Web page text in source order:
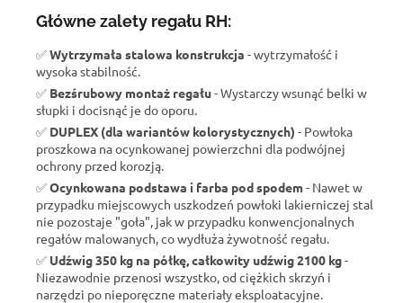
Główne zalety regału RH:
✅Wytrzymała stalowa konstrukcja - wytrzymałość i
wysoka stabilność.
✅ Bezśrubowy montaż regału- Wystarczy wsunąć belki w
słupki i docisnąć je do oporu.
✅ DUPLEX (dla wariantów kolorystycznych) - Powłoka
proszkowa na ocynkowanej powierzchni dla podwójnej
ochrony przed korozją.
✅Ocynkowana podstawa i farba pod spodem- Nawet w
przypadku miejscowych uszkodzeń powłoki lakierniczej stal
nie pozostaje "goła", jak w przypadku konwencjonalnych
regałów malowanych, co wydłuża żywotność regału.
✅ Udźwig 350 kg na półkę, całkowity udźwig 2100 kg-
Niezawodnie przenosi wszystko, od ciężkich skrzyń i
narzędzi po nieporęczne materiały eksploatacyjne.